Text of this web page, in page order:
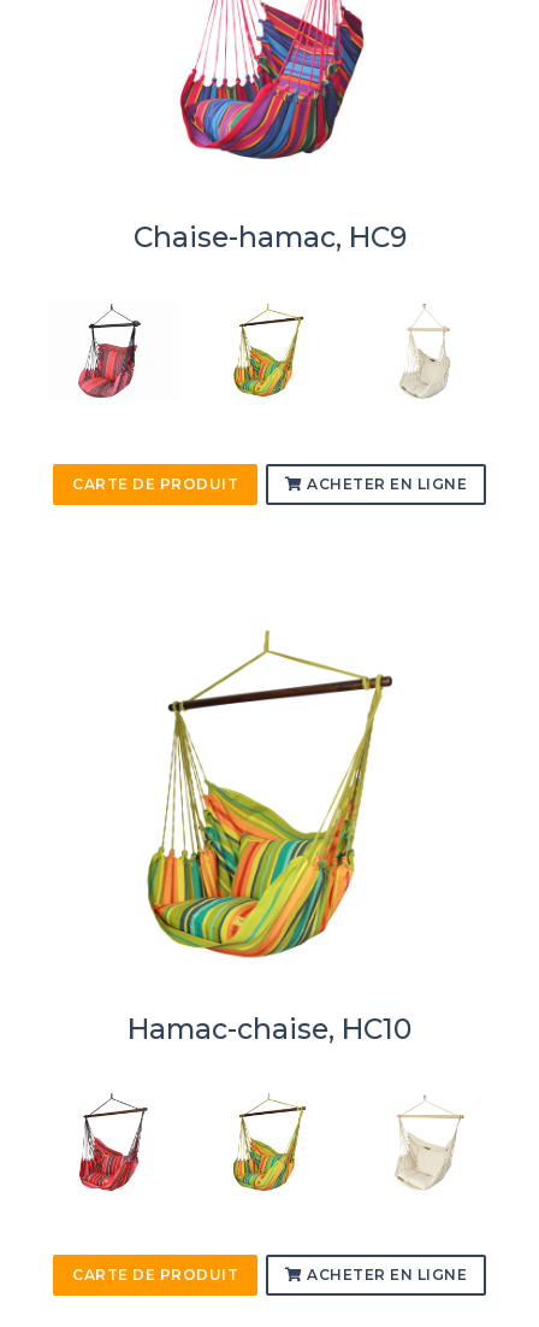
Chaise-hamac, HC9
CARTE DE PRODUIT ACHETER EN LIGNE
Hamac-chaise, HC10
CARTE DE PRODUIT ACHETER EN LIGNE